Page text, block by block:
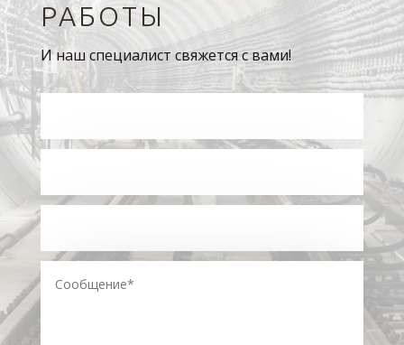
РАБОТЫ
И наш специалист свяжется с вами!